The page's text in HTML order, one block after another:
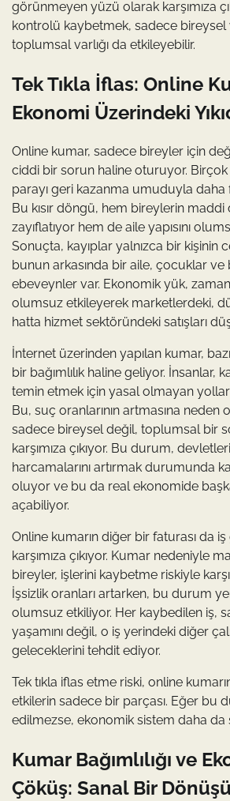
görünmeyen yüzü olarak karşımıza
kontrolü kaybetmek, sadece bireysel
toplumsal varlığı da etkileyebilir.
Tek Tıkla İflas: Online
Ekonomi Üzerindeki
Online kumar, sadece bireyler için
ciddi bir sorun haline oturuyor.
parayı geri kazanma umuduyla daha
Bu kısır döngü, hem bireylerin
zayıflatıyor hem de aile yapısını
Sonuçta, kayıplar yalnızca bir kişinin
bunun arkasında bir aile, çocuklar ve
ebeveynler var. Ekonomik yük,
olumsuz etkileyerek marketlerdeki,
hatta hizmet sektöründeki satışları
İnternet üzerinden yapılan kumar,
bir bağımlılık haline geliyor. İnsanlar,
temin etmek için yasal olmayan
Bu, suç oranlarının artmasına neden
sadece bireysel değil, toplumsal bir
karşımıza çıkıyor. Bu durum,
harcamalarını artırmak durumunda
oluyor ve bu da real ekonomide başka
açabiliyor.
Online kumarın diğer bir faturası da
karşımıza çıkıyor. Kumar nedeniyle
bireyler, işlerini kaybetme riskiyle karşı
İşsizlik oranları artarken, bu durum
olumsuz etkiliyor. Her kaybedilen iş,
yaşamını değil, o iş yerindeki diğer
geleceklerini tehdit ediyor.
Tek tıkla iflas etme riski, online
etkilerin sadece bir parçası. Eğer bu
edilmezse, ekonomik sistem daha da
Kumar Bağımlılığı ve
Çöküş: Sanal Bir